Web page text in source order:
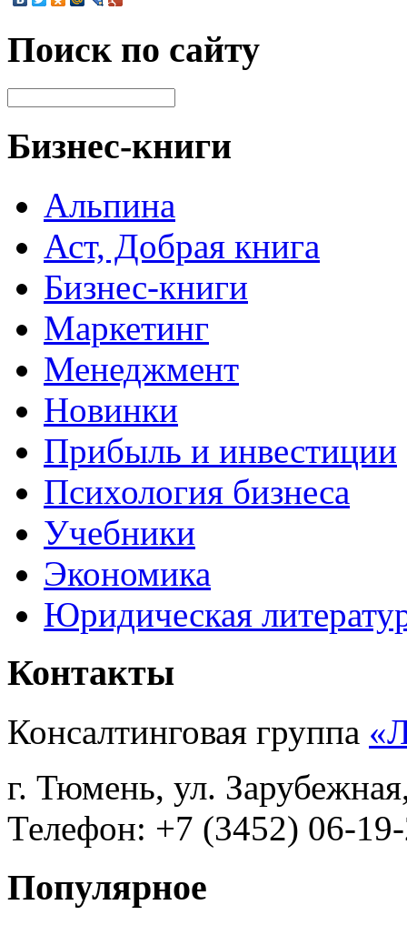
Поиск по сайту
Бизнес-книги
Альпина
Аст, Добрая книга
Бизнес-книги
Маркетинг
Менеджмент
Новинки
Прибыль и инвестиции
Психология бизнеса
Учебники
Экономика
Юридическая
Контакты
Консалтинговая группа
г. Тюмень, ул.
Телефон: +7 (3452) 06-
Популярное